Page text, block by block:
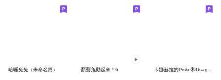
哈囉兔兔（未命名篇） 顏藝兔動起來！6